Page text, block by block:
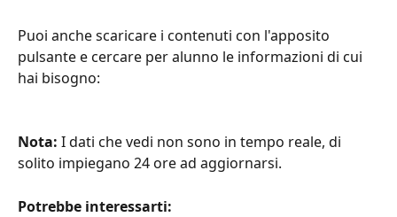
Puoi anche scaricare i contenuti con l'apposito
pulsante e cercare per alunno le informazioni di cui
hai bisogno:
Nota: I dati che vedi non sono in tempo reale, di
solito impiegano 24 ore ad aggiornarsi.
Potrebbe interessarti: